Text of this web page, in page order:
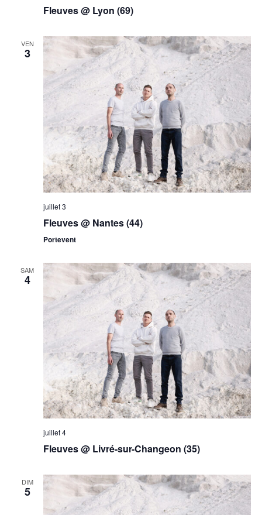
Fleuves @ Lyon (69)
VEN
3
juillet 3
Fleuves @ Nantes (44)
Portevent
SAM
4
juillet 4
Fleuves @ Livré-sur-Changeon (35)
DIM
5